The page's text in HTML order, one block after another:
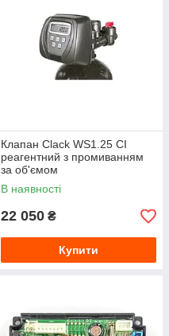
Клапан Clack WS1.25 CI
реагентний з промиванням
за об'ємом
В наявності
22 050 ₴
Купити